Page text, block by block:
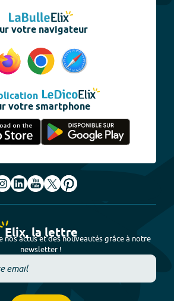
votre navigateur
votre smartphone
Elix, la lettre
nos actus et des nouveautés grâce à notre
newsletter !